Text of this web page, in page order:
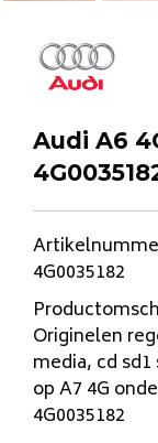
Audi A6
4G0035182
Originelen
media, cd
op A7 4G
4G0035182